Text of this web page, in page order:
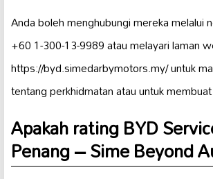
Anda boleh menghubungi mereka melalui
+60 1-300-13-9989 atau melayari laman
https://byd.simedarbymotors.my/ untuk
tentang perkhidmatan atau untuk
Apakah rating BYD
Penang – Sime Beyond